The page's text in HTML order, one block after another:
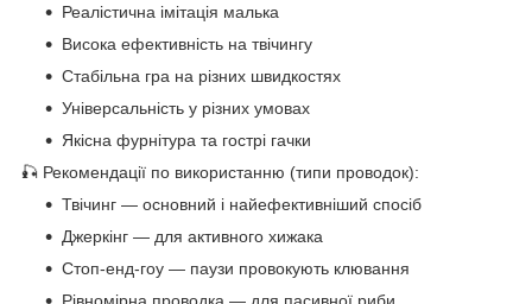
Реалістична імітація малька
Висока ефективність на твічингу
Стабільна гра на різних швидкостях
Універсальність у різних умовах
Якісна фурнітура та гострі гачки
🎣 Рекомендації по використанню (типи проводок):
Твічинг — основний і найефективніший спосіб
Джеркінг — для активного хижака
Стоп-енд-гоу — паузи провокують клювання
Рівномірна проводка — для пасивної риби